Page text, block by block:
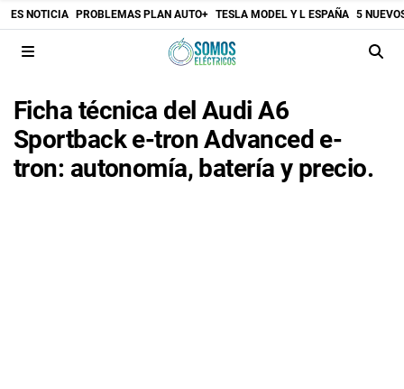
ES NOTICIA PROBLEMAS PLAN AUTO+ TESLA MODEL Y L ESPAÑA 5
Ficha técnica del Audi A6
Sportback e-tron Advanced e-
tron: autonomía, batería y precio.